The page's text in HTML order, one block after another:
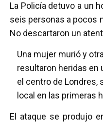
ce
b
o
k
tt
er
at
s
p
p
ail
La Policía detuvo a un
seis personas a pocos
No descartaron un
Una mujer murió y
resultaron heridas en
el centro de Londres,
local en las primeras
El ataque se produjo